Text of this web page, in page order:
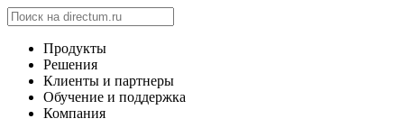
Продукты
Решения
Клиенты и партнеры
Обучение и поддержка
Компания